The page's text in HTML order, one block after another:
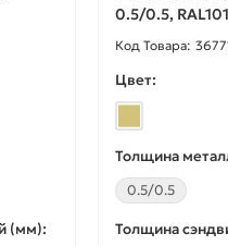
(мм):
0.5/0.5,
Цвет:
Толщина
0.5/0.5
Толщина